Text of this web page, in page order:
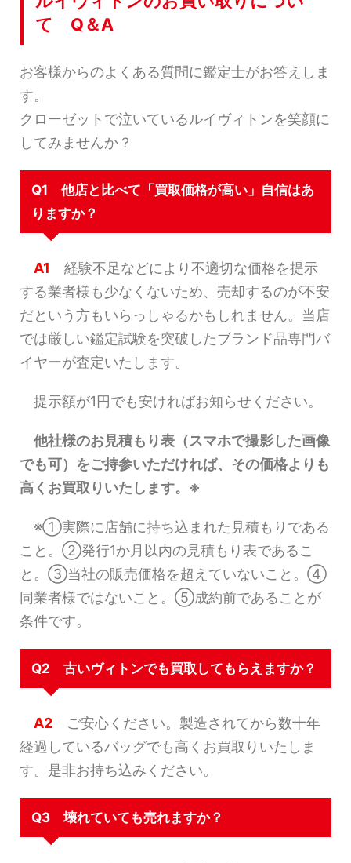
て Q＆A
お客様からのよくある質問に鑑定士がお答えしま
す。
クローゼットで泣いているルイヴィトンを笑顔に
してみませんか？
Q1 他店と比べて「買取価格が高い」自信はあ
りますか？
A1 経験不足などにより不適切な価格を提示
する業者様も少なくないため、売却するのが不安
だという方もいらっしゃるかもしれません。当店
では厳しい鑑定試験を突破したブランド品専門バ
イヤーが査定いたします。
提示額が1円でも安ければお知らせください。
他社様のお見積もり表（スマホで撮影した画像
でも可）をご持参いただければ、その価格よりも
高くお買取りいたします。※
※①実際に店舗に持ち込まれた見積もりである
こと。②発行1か月以内の見積もり表であるこ
と。③当社の販売価格を超えていないこと。④
同業者様ではないこと。⑤成約前であることが
条件です。
Q2 古いヴィトンでも買取してもらえますか？
A2 ご安心ください。製造されてから数十年
経過しているバッグでも高くお買取りいたしま
す。是非お持ち込みください。
Q3 壊れていても売れますか？